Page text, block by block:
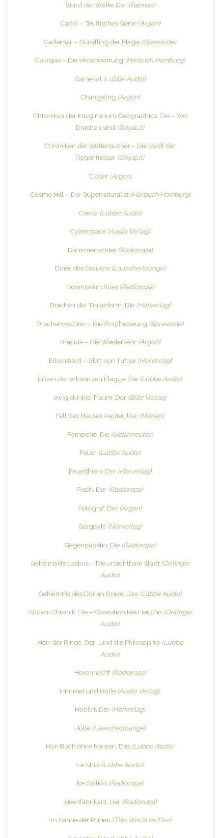
Bund der Wölfe, Der (Patmos)
Cadel – Teuflisches Genie (Argon)
Cademar – Günstling der Magie (Spreeside)
Calaspia – Die Verschwörung (Hörbuch Hamburg)
Carneval (Lübbe Audio)
Changeling (Argon)
Chroniken der Imaginarium Geographica, Die – Wo
Drachen sind (GoyaLit)
Chroniken der Weltensucher – Die Stadt der
Regenfresser (GoyaLit)
Closer (Argon)
Cosmo Hill – Der Supernaturalist (Hörbuch Hamburg)
Credo (Lübbe Audio)
Cyberspace (Audio Verlag)
Dämonenwinter (Radioropa)
Diner des Grauens (Lauscherlounge)
Downtown Blues (Radioropa)
Drachen der Tinkerfarm, Die (Hörverlag)
Drachenwächter – Die Prophezeiung (Spreeside)
Dracula – Die Wiederkehr (Argon)
Elbenwald – Blatt von Tüftler (Hörverlag)
Erben der schwarzen Flagge, Die (Lübbe Audio)
ewig dunkle Traum, Der (Blitz Verlag)
Fall des Hauses Ascher, Der (Merian)
Femeiche, Die (Ueberreuter)
Feuer (Lübbe Audio)
Feuerthron, Der (Hörverlag)
Fisch, Der (Radioropa)
Fotograf, Der (Argon)
Gargoyle (Hörverlag)
Gegenpäpstin, Die (Radioropa)
Geheimakte Joshua – Die unsichtbare Stadt (Oetinger
Audio)
Geheimnis des Dorian Grave, Das (Lübbe Audio)
Gilden-Chronik, Die – Operation Red Jericho (Oetinger
Audio)
Herr der Ringe, Der …und die Philosophie (Lübbe
Audio)
Hexennacht (Radioropa)
Himmel und Hölle (Audio Verlag)
Hobbit, Der (Hörverlag)
Hölle (Lauscherlounge)
Hör-Buch ohne Namen, Das (Lübbe Audio)
Ice Ship (Lübbe Audio)
Ice Station (Radioropa)
Ideenfabrikant, Der (Radioropa)
Im Banne der Runen (This World on Fire)